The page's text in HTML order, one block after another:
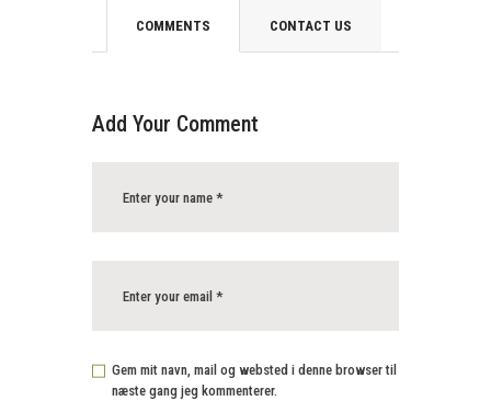
COMMENTS CONTACT US
Add Your Comment
Gem mit navn, mail og websted i denne browser til
næste gang jeg kommenterer.